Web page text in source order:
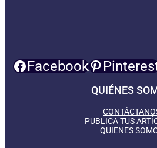
Facebook
QUIÉNES
PUBLICA TUS
QUIENES